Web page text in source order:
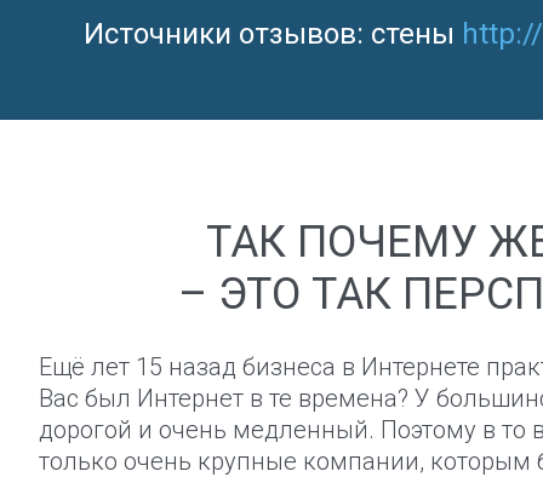
Источники отзывов: стены
ТАК ПОЧЕМУ
– ЭТО ТАК
Ещё лет 15 назад бизнеса в Интернете
Вас был Интернет в те времена? У
дорогой и очень медленный. Поэтому в то
только очень крупные компании, которым